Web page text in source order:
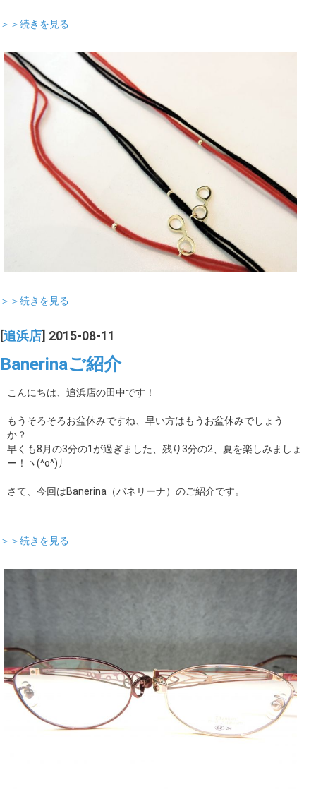
＞＞続きを見る
＞＞続きを見る
追浜店 ] 2015-08-11
Banerinaご紹介
こんにちは、追浜店の田中です！
もうそろそろお盆休みですね、早い方はもうお盆休みでしょう
か？
早くも8月の3分の1が過ぎました、残り3分の2、夏を楽しみましょ
ー！ヽ(^o^)丿
さて、今回はBanerina（バネリーナ）のご紹介です。
＞＞続きを見る